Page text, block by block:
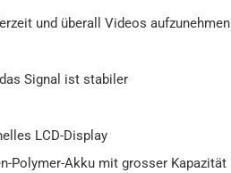
und überall Videos aufzunehmen
Signal ist stabiler
LCD-Display
Polymer-Akku mit grosser Kapazität